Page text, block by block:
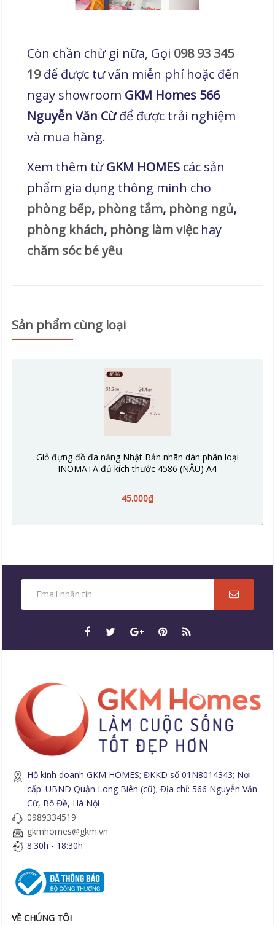
Còn chần chừ gì nữa, Gọi 098 93 345
19để được tư vấn miễn phí hoặc đến
ngay showroom GKM Homes 566
Nguyễn Văn Cừđể được trải nghiệm
và mua hàng.
Xem thêm từGKM HOMES các sản
phẩm gia dụng thông minh cho
phòng bếp, phòng tắm, phòng ngủ,
phòng khách, phòng làm việc hay
chăm sóc bé yêu
Sản phẩm cùng loại
Giỏ đựng đồ đa năng Nhật Bản nhãn dán phân loại
INOMATA đủ kích thước 4586 (NÂU) A4
45.000₫
Hộ kinh doanh GKM HOMES; ĐKKD số 01N8014343; Nơi
cấp: UBND Quận Long Biên (cũ); Địa chỉ: 566 Nguyễn Văn
Cừ, Bồ Đề, Hà Nội
0989334519
gkmhomes@gkm.vn
8:30h - 18:30h
VỀ CHÚNG TÔI